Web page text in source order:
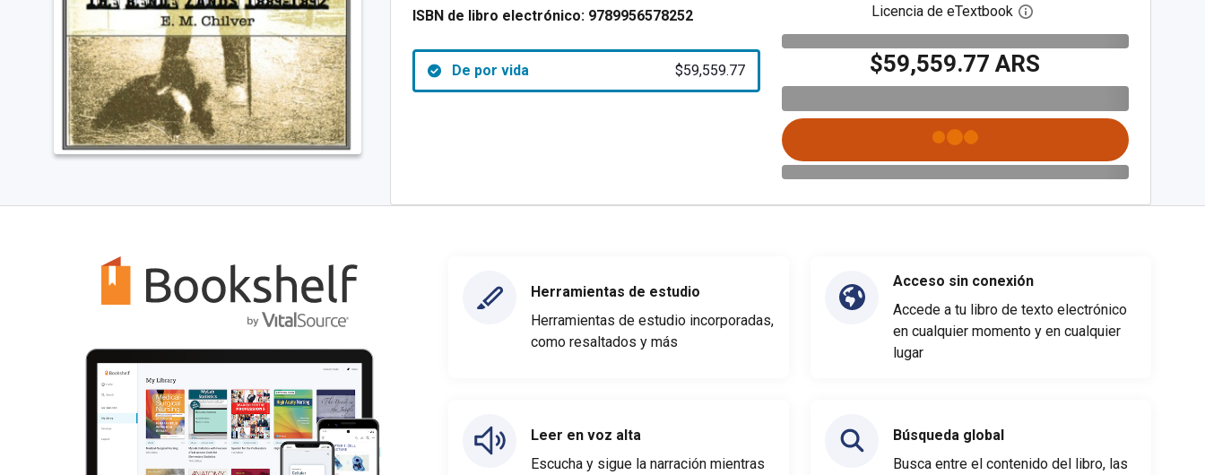
ISBN de libro electrónico: 9789956578252
De por vida $59,559.77
Licencia de eTextbook Abre el cuadro de diálogo
$59,559.77 ARS
Herramientas de estudio
Herramientas de estudio incorporadas,
como resaltados y más
Leer en voz alta
Escucha y sigue la narración mientras
Acceso sin conexión
Accede a tu libro de texto electrónico
en cualquier momento y en cualquier
lugar
Búsqueda global
Busca entre el contenido del libro, las